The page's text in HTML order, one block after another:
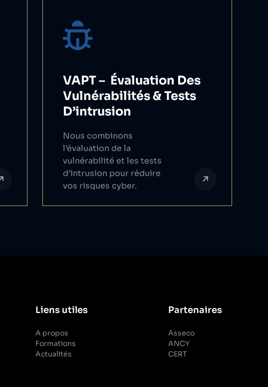
VAPT – Évaluation Des
Vulnérabilités & Tests
D’intrusion
Nous combinons
l’évaluation de la
vulnérabilité et les tests
d’intrusion pour réduire
vos risques cyber.
Liens utiles
A propos
Formations
Actualités
Partenaires
Asseco
ANCY
CERT